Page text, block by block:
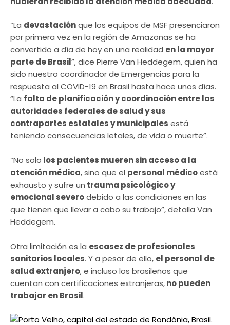
“La devastaciónque los equipos de MSF presenciaron
por primera vez en la región de Amazonas se ha
convertido a día de hoy en una realidad en la mayor
parte de Brasil”, dice Pierre Van Heddegem, quien ha
sido nuestro coordinador de Emergencias para la
respuesta al COVID-19 en Brasil hasta hace unos días.
“La falta de planificación y coordinación entre las
autoridades federales de salud y sus
contrapartes estatales y municipales está
teniendo consecuencias letales, de vida o muerte”.
“No solo los pacientes mueren sin acceso a la
atención médica, sino que el personal médicoestá
exhausto y sufre un trauma psicológico y
emocional severodebido a las condiciones en las
que tienen que llevar a cabo su trabajo”, detalla Van
Heddegem.
Otra limitación es la escasez de profesionales
sanitarios locales. Y a pesar de ello, el personal de
salud extranjero, e incluso los brasileños que
cuentan con certificaciones extranjeras,no pueden
trabajar en Brasil.